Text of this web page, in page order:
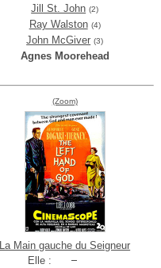
Jill St. John (2)
Ray Walston (4)
John McGiver (3)
Agnes Moorehead
(Zoom)
La Main gauche du Seigneur
Elle :